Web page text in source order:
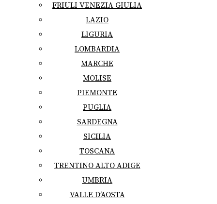
FRIULI VENEZIA GIULIA
LAZIO
LIGURIA
LOMBARDIA
MARCHE
MOLISE
PIEMONTE
PUGLIA
SARDEGNA
SICILIA
TOSCANA
TRENTINO ALTO ADIGE
UMBRIA
VALLE D’AOSTA